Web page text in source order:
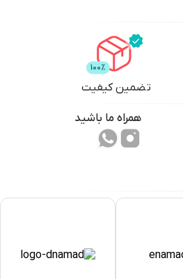
تضمین کیفیت
همراه ما باشید